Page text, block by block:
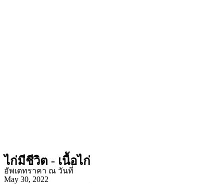
ไก่มีชีวิต - เนื้อไก่
อัพเดทราคา ณ วันที่
May 30, 2022